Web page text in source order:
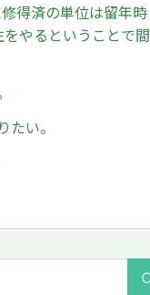
得済の単位は留年時
やるということで間
い。